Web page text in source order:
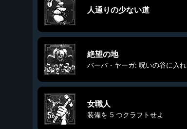
人通りの少ない道
絶望の地
バーバ・ヤーガ: 呪いの谷に入れ
女職人
装備を 5 つクラフトせよ